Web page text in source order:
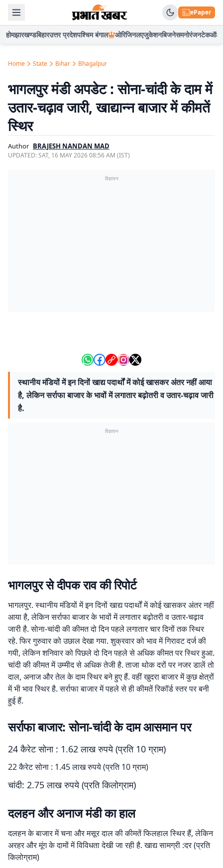
ePaper
होमझारखण्डबिहारउत्तर प्रदेशपश्चिम बंगाल ओरिजिनलएजुकेशनबिजनेसमनोरंजनटेकऑटो
Home State Bihar Bhagalpur
भागलपुर मंडी अपडेट : सोना-चांदी के दाम में
उतार-चढ़ाव जारी, खाद्यान्न बाजार में कीमतें
स्थिर
Author BRAJESH NANDAN MAD
UPDATED:SAT, 16 MAY 2026 08:56 AM (IST)
विज्ञापन
स्थानीय मंडियों में इन दिनों खाद्य पदार्थों में कोई खासकर अंतर नहीं आया
है, लेकिन सर्राफा बाजार के भावों में लगातार बढ़ोतरी व उतार-चढ़ाव जारी
है.
विज्ञापन
भागलपुर से दीपक राव की रिपोर्ट
भागलपुर. स्थानीय मंडियों में इन दिनों खाद्य पदार्थों में कोई खासकर अंतर नहीं
आया है, लेकिन सर्राफा बाजार के भावों में लगातार बढ़ोतरी व उतार-चढ़ाव
जारी है. साेना-चांदी की कीमत दो दिन पहले लगातार चार दिनों तक स्थिर
रहे. फिर गुरुवार को उछाल देखा गया. शुक्रवार को भाव में गिरावट दर्ज की
गयी, लेकिन शनिवार को पिछले दो दिन पहले से अधिक कीमत पर स्थिर हुआ.
चांदी की कीमत में उम्मीद से अधिक तेजी है. ताजा थोक दरों पर नजर डालें तो
दाल, अनाज और तेल के दाम स्थिर बने हुए हैं. वहीं खुदरा बाजार में कुछ क्षेत्रों
में भी भाव स्थिर है. सर्राफा बाजार में पहले से ही कीमतें रिकॉर्ड स्तर पर बनी
हुई हैं.
सर्राफा बाजार: सोना-चांदी के दाम आसमान पर
24 कैरेट सोना : 1.62 लाख रुपये (प्रति 10 ग्राम)
22 कैरेट सोना : 1.45 लाख रुपये (प्रति 10 ग्राम)
चांदी: 2.75 लाख रुपये (प्रति किलोग्राम)
दलहन और अनाज मंडी का हाल
दलहन के बाजार में चना और मसूर दाल की कीमतें फिलहाल स्थिर हैं, लेकिन
अरहर और मूंग के दामों में विविधता देखी जा रही है. खाद्य सामग्री :दर (प्रति
किलोग्राम)